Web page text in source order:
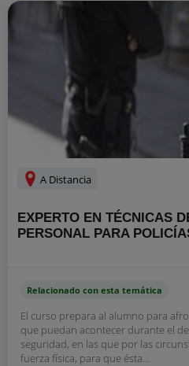
A Distancia
EXPERTO EN TÉCNICAS
PERSONAL PARA
Relacionado con esta temática
El curso prepara al alumno para
que puedan acontecer durante el
seguridad, en las que por las
fuerza física, para que ésta...